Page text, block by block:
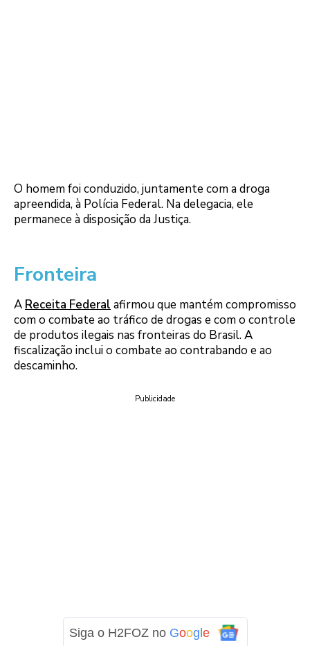
O homem foi conduzido, juntamente com a droga
apreendida, à Polícia Federal. Na delegacia, ele
permanece à disposição da Justiça.
Fronteira
A Receita Federal afirmou que mantém compromisso
com o combate ao tráfico de drogas e com o controle
de produtos ilegais nas fronteiras do Brasil. A
fiscalização inclui o combate ao contrabando e ao
descaminho.
Publicidade
Siga o H2FOZ no Goog e